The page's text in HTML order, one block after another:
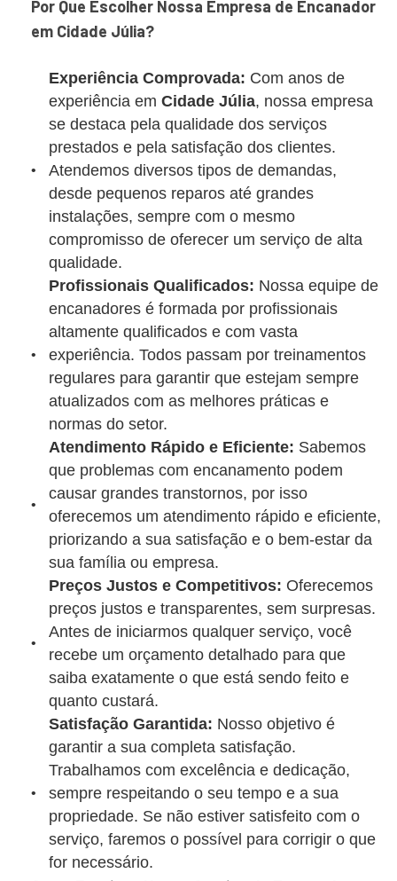
Por Que Escolher Nossa Empresa de Encanador
em Cidade Júlia?
Experiência Comprovada: Com anos de
experiência em Cidade Júlia, nossa empresa
se destaca pela qualidade dos serviços
prestados e pela satisfação dos clientes.
Atendemos diversos tipos de demandas,
desde pequenos reparos até grandes
instalações, sempre com o mesmo
compromisso de oferecer um serviço de alta
qualidade.
Profissionais Qualificados: Nossa equipe de
encanadores é formada por profissionais
altamente qualificados e com vasta
experiência. Todos passam por treinamentos
regulares para garantir que estejam sempre
atualizados com as melhores práticas e
normas do setor.
Atendimento Rápido e Eficiente: Sabemos
que problemas com encanamento podem
causar grandes transtornos, por isso
oferecemos um atendimento rápido e eficiente,
priorizando a sua satisfação e o bem-estar da
sua família ou empresa.
Preços Justos e Competitivos: Oferecemos
preços justos e transparentes, sem surpresas.
Antes de iniciarmos qualquer serviço, você
recebe um orçamento detalhado para que
saiba exatamente o que está sendo feito e
quanto custará.
Satisfação Garantida: Nosso objetivo é
garantir a sua completa satisfação.
Trabalhamos com excelência e dedicação,
sempre respeitando o seu tempo e a sua
propriedade. Se não estiver satisfeito com o
serviço, faremos o possível para corrigir o que
for necessário.